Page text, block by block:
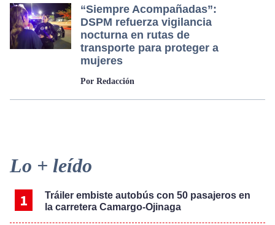
“Siempre Acompañadas”:
DSPM refuerza vigilancia
nocturna en rutas de
transporte para proteger a
mujeres
Por Redacción
Primary
Sidebar
Lo + leído
Tráiler embiste autobús con 50 pasajeros en
la carretera Camargo-Ojinaga